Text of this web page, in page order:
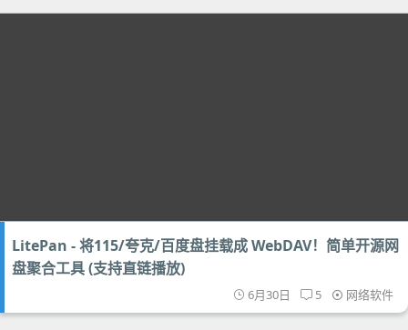
LitePan - 将115/夸克/百度盘挂载成 WebDAV！简单开源网
盘聚合工具 (支持直链播放)
6月30日 5 网络软件